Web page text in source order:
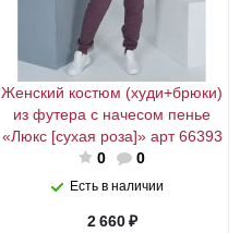
Женский костюм (худи+брюки)
из футера с начесом пенье
«Люкс [сухая роза]» арт 66393
0
0
Есть в наличии
2 660₽